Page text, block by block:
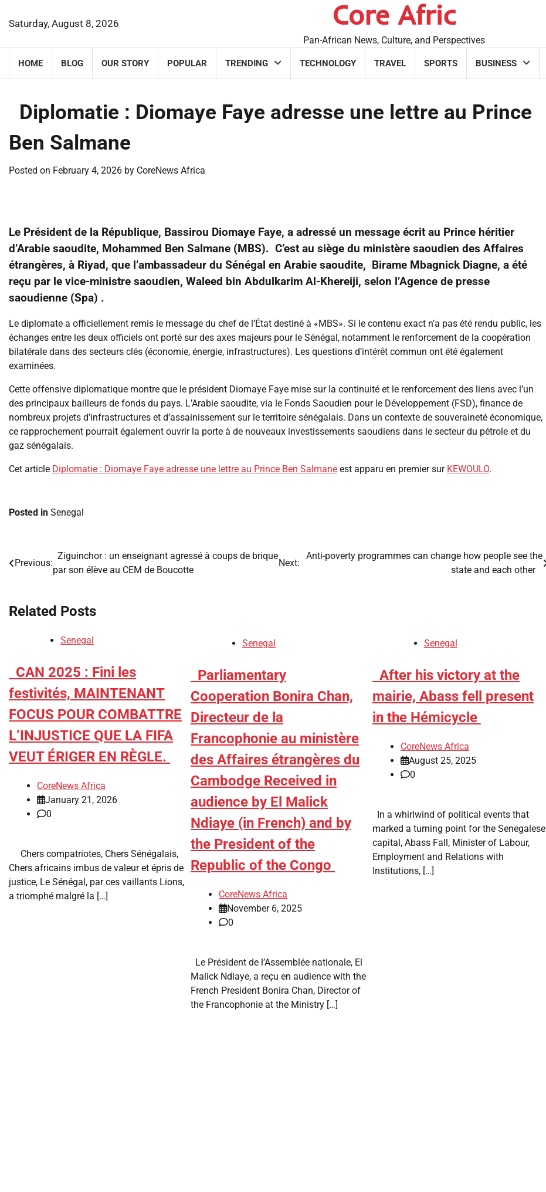
Saturday, August 8, 2026 Core Afric
Pan-African News, Culture, and Perspectives
HOME BLOG OUR STORY POPULAR TRENDING TECHNOLOGY TRAVEL SPORTS BUSINESS
​Diplomatie : Diomaye Faye adresse une lettre au Prince
Ben Salmane
Posted on February 4, 2026 by CoreNews Africa
Le Président de la République, Bassirou Diomaye Faye, a adressé un message écrit au Prince héritier
d’Arabie saoudite, Mohammed Ben Salmane (MBS). C’est au siège du ministère saoudien des Affaires
étrangères, à Riyad, que l’ambassadeur du Sénégal en Arabie saoudite, Birame Mbagnick Diagne, a été
reçu par le vice-ministre saoudien, Waleed bin Abdulkarim Al-Khereiji, selon l’Agence de presse
saoudienne (Spa) .
Le diplomate a officiellement remis le message du chef de l’État destiné à «MBS». Si le contenu exact n’a pas été rendu public, les
échanges entre les deux officiels ont porté sur des axes majeurs pour le Sénégal, notamment le renforcement de la coopération
bilatérale dans des secteurs clés (économie, énergie, infrastructures). Les questions d’intérêt commun ont été également
examinées.
Cette offensive diplomatique montre que le président Diomaye Faye mise sur la continuité et le renforcement des liens avec l’un
des principaux bailleurs de fonds du pays. L’Arabie saoudite, via le Fonds Saoudien pour le Développement (FSD), finance de
nombreux projets d’infrastructures et d’assainissement sur le territoire sénégalais. Dans un contexte de souveraineté économique,
ce rapprochement pourrait également ouvrir la porte à de nouveaux investissements saoudiens dans le secteur du pétrole et du
gaz sénégalais.
Cet article Diplomatie : Diomaye Faye adresse une lettre au Prince Ben Salmane est apparu en premier sur KEWOULO.
Posted in Senegal
Post
navigation
Previous:
​Ziguinchor : un enseignant agressé à coups de brique
par son élève au CEM de Boucotte
Next:
Anti-poverty programmes can change how people see the
state and each other
Related Posts
Senegal
​CAN 2025 : Fini les
festivités, MAINTENANT
FOCUS POUR COMBATTRE
L’INJUSTICE QUE LA FIFA
VEUT ÉRIGER EN RÈGLE.
CoreNews Africa
January 21, 2026
0
Chers compatriotes, Chers Sénégalais,
Chers africains imbus de valeur et épris de
justice, Le Sénégal, par ces vaillants Lions,
a triomphé malgré la […]
Senegal
​Parliamentary
Cooperation Bonira Chan,
Directeur de la
Francophonie au ministère
des Affaires étrangères du
Cambodge Received in
audience by El Malick
Ndiaye (in French) and by
the President of the
Republic of the Congo
CoreNews Africa
November 6, 2025
0
Le Président de l’Assemblée nationale, El
Malick Ndiaye, a reçu en audience with the
French President Bonira Chan, Director of
the Francophonie at the Ministry […]
Senegal
​After his victory at the
mairie, Abass fell present
in the Hémicycle
CoreNews Africa
August 25, 2025
0
In a whirlwind of political events that
marked a turning point for the Senegalese
capital, Abass Fall, Minister of Labour,
Employment and Relations with
Institutions, […]